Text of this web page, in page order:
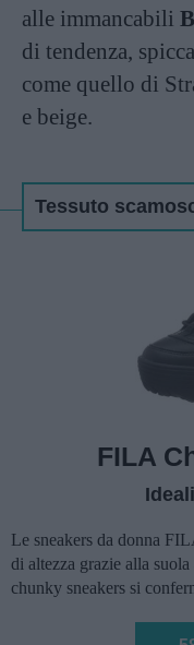
alle immancabili
di tendenza,
come quello di
e beige.
Tessuto
FILA
Le sneakers da donna
di altezza grazie alla
chunky sneakers si